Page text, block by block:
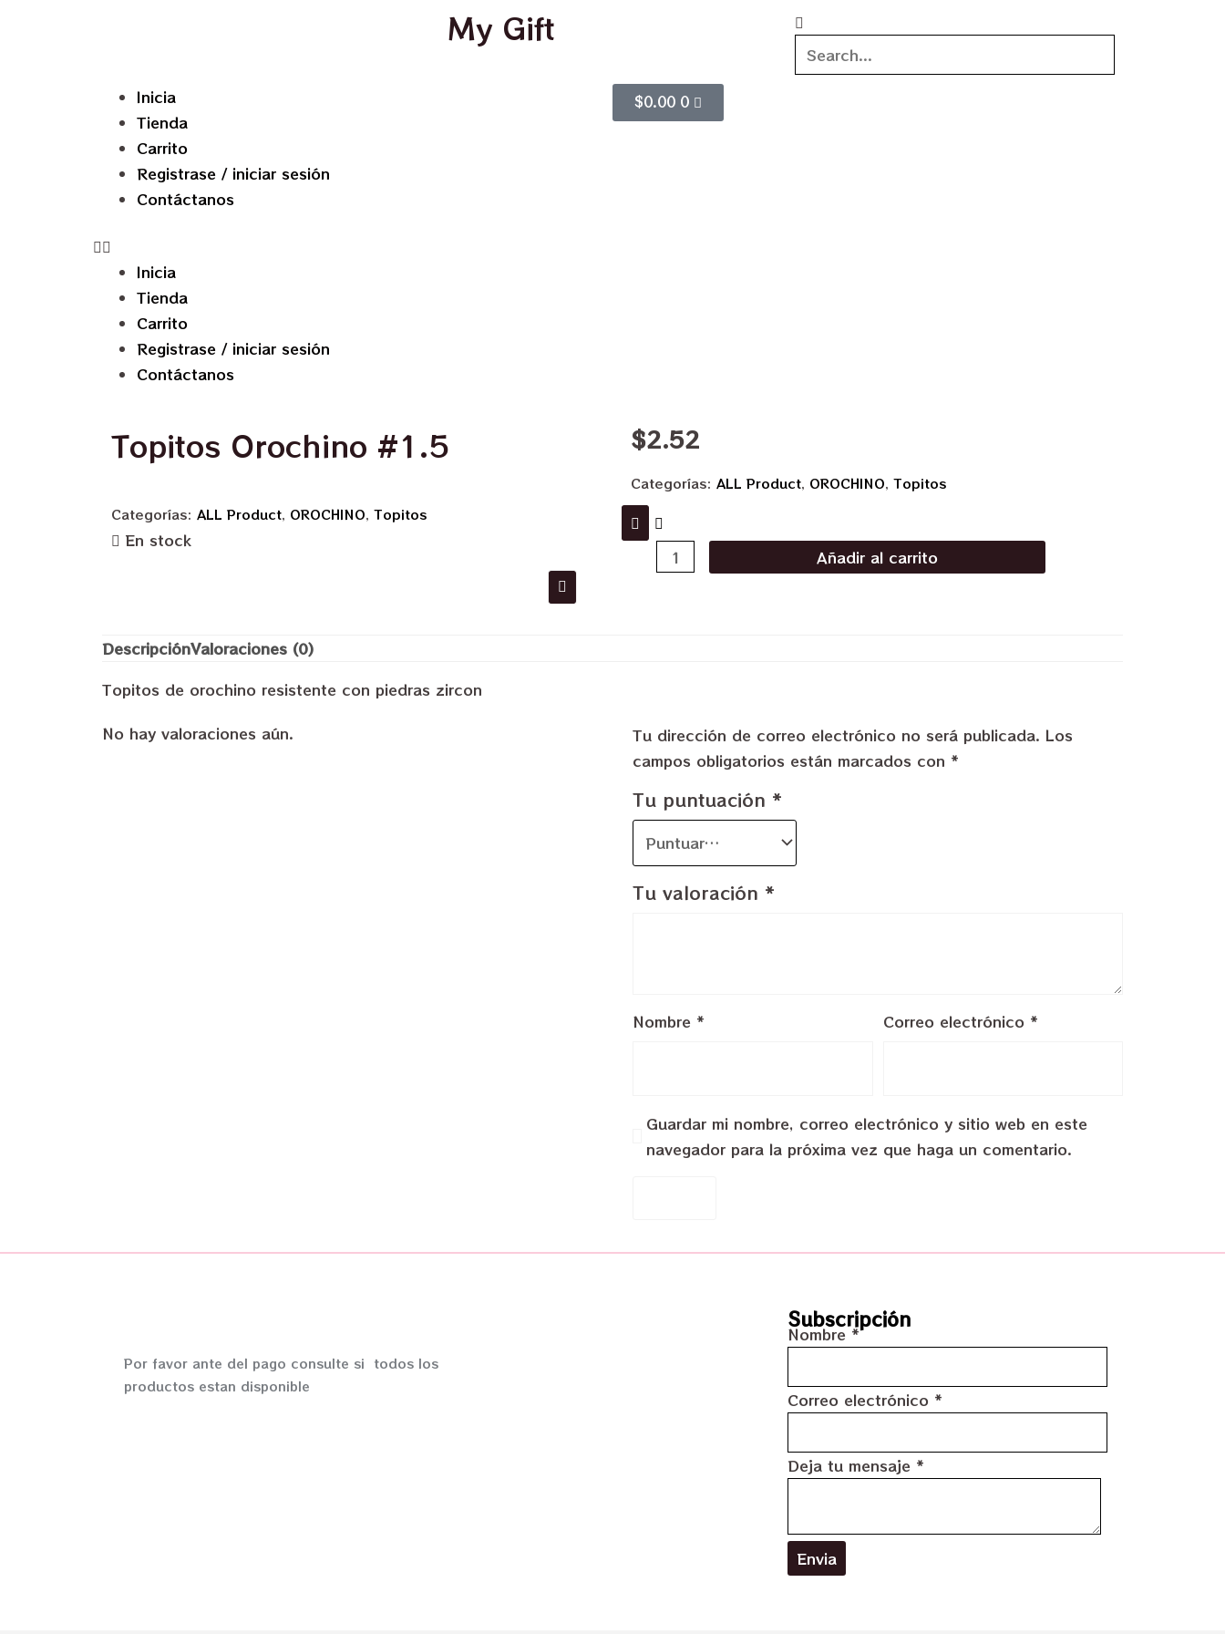
My Gift
Inicia
Tienda
Carrito
Registrase / iniciar sesión
Contáctanos
Inicia
Tienda
Carrito
Registrase / iniciar sesión
Contáctanos
$0.00 0
Topitos Orochino #1.5
Categorías: ALL Product, OROCHINO, Topitos
En stock
$2.52
Categorías: ALL Product, OROCHINO, Topitos
Añadir al carrito
DescripciónValoraciones (0)
Topitos de orochino resistente con piedras zircon
No hay valoraciones aún.
Tu dirección de correo electrónico no será publicada. Los
campos obligatorios están marcados con *
Tu puntuación *
Tu valoración *
Nombre * Correo electrónico *
Guardar mi nombre, correo electrónico y sitio web en este
navegador para la próxima vez que haga un comentario.
Por favor ante del pago consulte si todos los
productos estan disponible
Subscripción
Nombre*
Correo electrónico *
Deja tu mensaje *
Envia